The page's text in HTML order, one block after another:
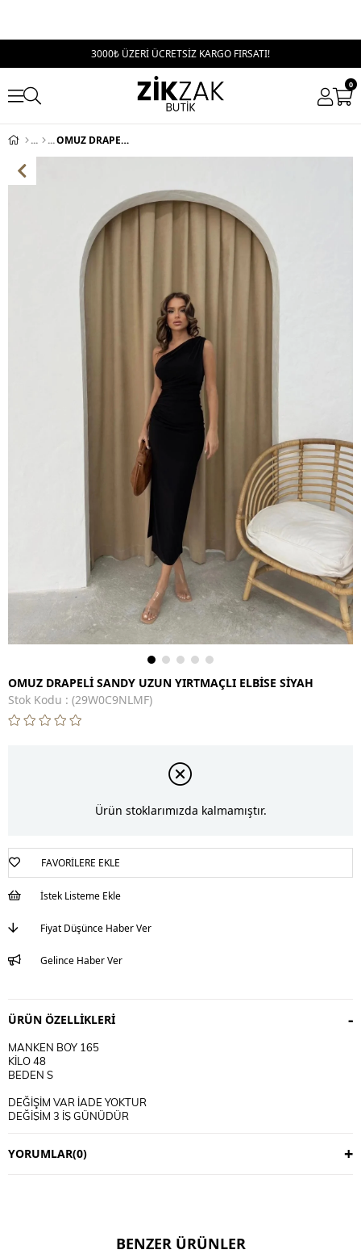
3000₺ ÜZERİ ÜCRETSİZ KARGO FIRSATI!
0
OMUZ DRAPELİ SANDY UZUN YIRTMAÇLI ELBİSE SİYAH
OMUZ DRAPELİ SANDY UZUN YIRTMAÇLI ELBİSE SİYAH
Stok Kodu
(29W0C9NLMF)
Ürün stoklarımızda kalmamıştır.
FAVORILERE EKLE
İstek Listeme Ekle
Fiyat Düşünce Haber Ver
Gelince Haber Ver
ÜRÜN ÖZELLIKLERI
MANKEN BOY 165
KİLO 48
BEDEN S
DEĞİŞİM VAR İADE YOKTUR
DEĞİŞİM 3 İŞ GÜNÜDÜR
YORUMLAR(0)
BENZER ÜRÜNLER